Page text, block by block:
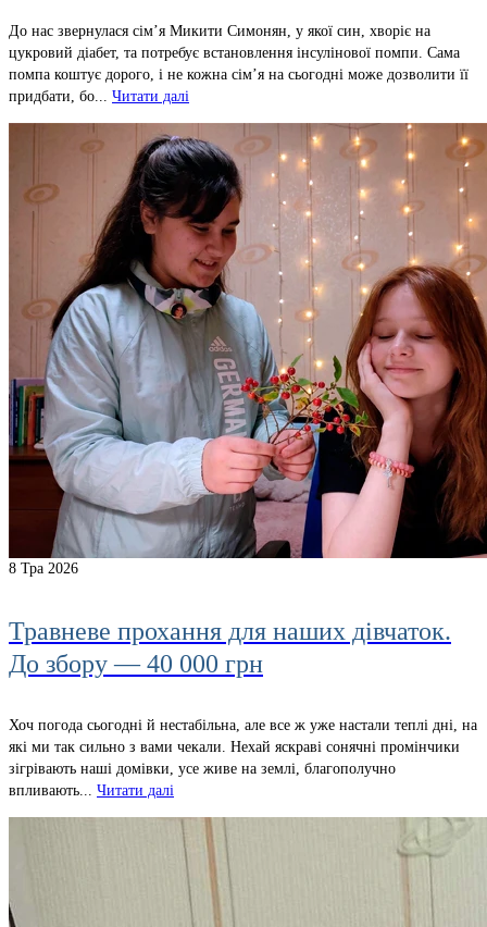
До нас звернулася сім’я Микити Симонян, у якої син, хворіє на
цукровий діабет, та потребує встановлення інсулінової помпи. Сама
помпа коштує дорого, і не кожна сім’я на сьогодні може дозволити її
придбати, бо... Читати далі
8 Тра 2026
Травневе прохання для наших дівчаток.
До збору — 40 000 грн
Хоч погода сьогодні й нестабільна, але все ж уже настали теплі дні, на
які ми так сильно з вами чекали. Нехай яскраві сонячні промінчики
зігрівають наші домівки, усе живе на землі, благополучно
впливають... Читати далі